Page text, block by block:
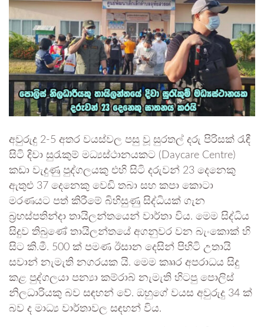
අවුරුදු 2-5 අතර වයස්වල පසු වූ සුරතල් දරු පිරිසක් රැඳී
සිටි දිවා සුරැකුම් මධ්‍යස්ථානයකට (Daycare Centre)
කඩා වැදුණු පුද්ගලයකු එහි සිටි දරුවන් 23 දෙනෙකු
ඇතුළු 37 දෙනෙකු වෙඩි තබා සහ කපා කොටා
මරණයට පත් කිරීමේ බිහිසුණු සිද්ධියක් ගැන
බ්‍රහස්පතින්දා තායිලන්තයෙන් වාර්තා විය. මෙම සිද්ධිය
සිදුව තිබුණේ තායිලන්තයේ අගනුවර වන බැංකොක් හි
සිට කි.මී. 500 ක් පමණ ඊසාන දෙසින් පිහිටි උතායි
සවාන් නැමැති නගරයක යි. මෙම කෲර අපරාධය සිදු
කළ පුද්ගලයා පන්‍යා කම්රාබ් නැමැති හිටපු පොලිස්
නිලධාරියකු බව සඳහන් වේ. ඔහුගේ වයස අවුරුදු 34 ක්
බව ද මාධ්‍ය වාර්තාවල සඳහන් විය.